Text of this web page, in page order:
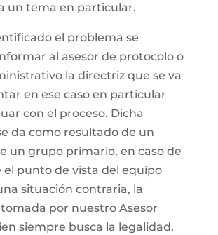
un tema en particular.
el problema se
al asesor de protocolo o
la directriz que se va
en ese caso en particular
con el proceso. Dicha
da como resultado de un
un grupo primario, en caso de
el punto de vista del equipo
situación contraria, la
por nuestro Asesor
siempre busca la legalidad,